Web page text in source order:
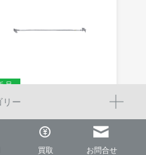
買取 お問合せ
リー
品
1200
販売価格
￥1,666 (税込)～
￥ (税込)～